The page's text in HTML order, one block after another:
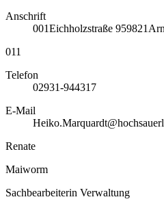
Anschrift
001Eichholzstraße 959821
011
Telefon
02931-944317
E-Mail
Renate
Maiworm
Sachbearbeiterin Verwaltung